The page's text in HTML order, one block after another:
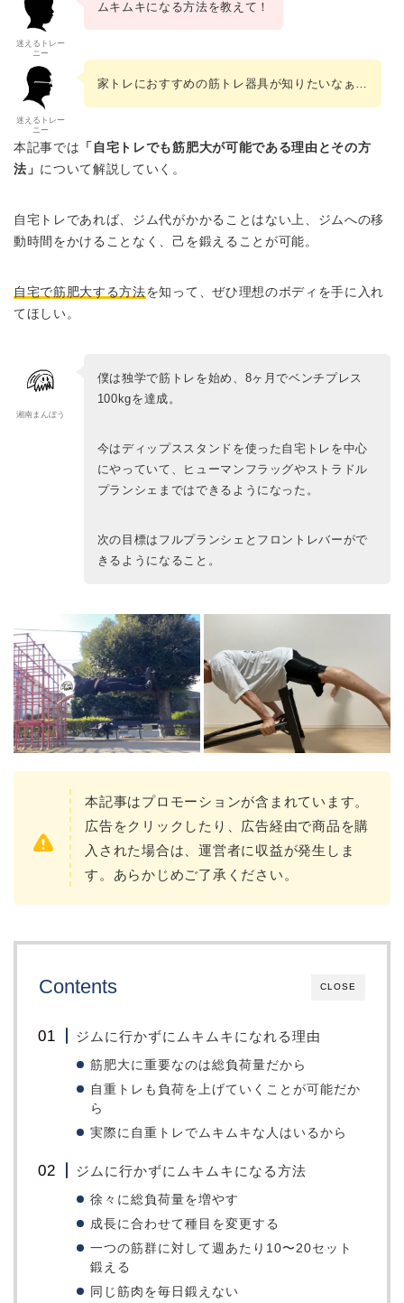
迷えるトレー
ニー
ムキムキになる方法を教えて！
迷えるトレー
ニー
家トレにおすすめの筋トレ器具が知りたいなぁ…
本記事では 「自宅トレでも筋肥大が可能である理由とその方
法」 について解説していく。
自宅トレであれば、ジム代がかかることはない上、ジムへの移
動時間をかけることなく、己を鍛えることが可能。
自宅で筋肥大する方法を知って、ぜひ理想のボディを手に入れ
てほしい。
湘南まんぼう
僕は独学で筋トレを始め、8ヶ月でベンチプレス
100kgを達成。
今はディップススタンドを使った自宅トレを中心
にやっていて、ヒューマンフラッグやストラドル
プランシェまではできるようになった。
次の目標はフルプランシェとフロントレバーがで
きるようになること。
本記事はプロモーションが含まれています。
広告をクリックしたり、広告経由で商品を購
入された場合は、運営者に収益が発生しま
す。あらかじめご了承ください。
CLOSE
Contents
ジムに行かずにムキムキになれる理由
筋肥大に重要なのは総負荷量だから
自重トレも負荷を上げていくことが可能だか
ら
実際に自重トレでムキムキな人はいるから
ジムに行かずにムキムキになる方法
徐々に総負荷量を増やす
成長に合わせて種目を変更する
一つの筋群に対して週あたり10〜20セット
鍛える
同じ筋肉を毎日鍛えない